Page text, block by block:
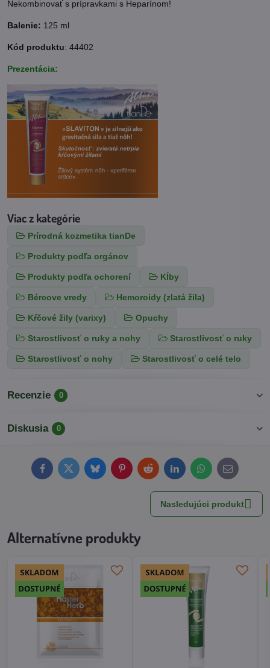
Nekombinovať s prípravkami s Heparínom!
Balenie: 125 ml
Kód produktu: 44402
Prezentácia:
Viac z kategórie
Prírodná kozmetika tianDe
Produkty podľa orgánov
Produkty podľa ochorení Kĺby
Bércove vredy Hemoroidy (zlatá žila)
Kŕčové žily (varixy) Opuchy
Starostlivosť o ruky a nohy Starostlivosť o ruky
Starostlivosť o nohy Starostlivosť o celé telo
Recenzie 0
Diskusia 0
FacebookTwitterBlueskyPinterestRedditLinkedInWhatsApp
E-
mail
Nasledujúci produkt
Alternatívne produkty